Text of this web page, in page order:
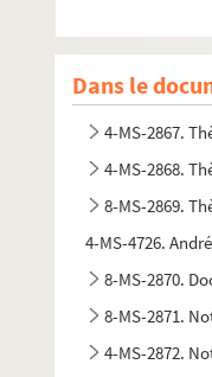
Dans le
8-MS-2865.
4-MS-2866.
4-MS-2867.
4-MS-2868.
8-MS-2869.
4-MS-4726.
8-MS-2870.
8-MS-2871.
4-MS-2872.